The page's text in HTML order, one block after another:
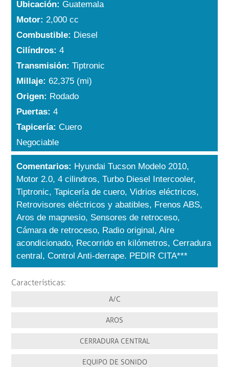
Ubicación:Guatemala
Motor:2,000 cc
Combustible: Diesel
Cilíndros:4
Transmisión:Tiptronic
Millaje:62,375 (mi)
Origen: Rodado
Puertas:4
Tapicería:Cuero
Negociable
Comentarios: Hyundai Tucson Modelo 2010,
Motor 2.0, 4 cilindros, Turbo Diesel Intercooler,
Tiptronic, Tapicería de cuero, Vidrios eléctricos,
Retrovisores eléctricos y abatibles, Frenos ABS,
Aros de magnesio, Sensores de retroceso,
Cámara de retroceso, Radio original, Aire
acondicionado, Recorrido en kilómetros, Cerradura
central, Control Anti-derrape. PEDIR CITA***
Características:
A/C
AROS
CERRADURA CENTRAL
EQUIPO DE SONIDO